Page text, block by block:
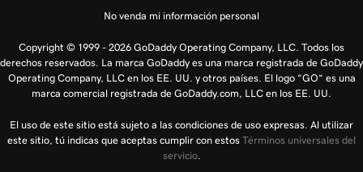
No venda mi información personal
Copyright © 1999 - 2026 GoDaddy Operating Company, LLC. Todos los
derechos reservados. La marca GoDaddy es una marca registrada de GoDaddy
Operating Company, LLC en los EE. UU. y otros países. El logo “GO” es una
marca comercial registrada de GoDaddy.com, LLC en los EE. UU.
El uso de este sitio está sujeto a las condiciones de uso expresas. Al utilizar
este sitio, tú indicas que aceptas cumplir con estos Términos universales del
servicio.